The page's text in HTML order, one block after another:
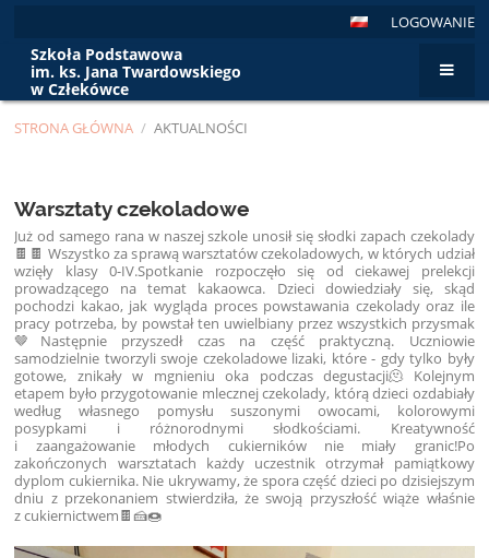
LOGOWANIE
Szkoła Podstawowa
im. ks. Jana Twardowskiego
w Człekówce
STRONA GŁÓWNA / AKTUALNOŚCI
Warsztaty czekoladowe
Już od samego rana w naszej szkole unosił się słodki zapach czekolady
🍫🍫 Wszystko za sprawą warsztatów czekoladowych, w których udział
wzięły klasy 0-IV.Spotkanie rozpoczęło się od ciekawej prelekcji
prowadzącego na temat kakaowca. Dzieci dowiedziały się, skąd
pochodzi kakao, jak wygląda proces powstawania czekolady oraz ile
pracy potrzeba, by powstał ten uwielbiany przez wszystkich przysmak
🤎Następnie przyszedł czas na część praktyczną. Uczniowie
samodzielnie tworzyli swoje czekoladowe lizaki, które - gdy tylko były
gotowe, znikały w mgnieniu oka podczas degustacji🫠 Kolejnym
etapem było przygotowanie mlecznej czekolady, którą dzieci ozdabiały
według własnego pomysłu suszonymi owocami, kolorowymi
posypkami i różnorodnymi słodkościami. Kreatywność
i zaangażowanie młodych cukierników nie miały granic!Po
zakończonych warsztatach każdy uczestnik otrzymał pamiątkowy
dyplom cukiernika. Nie ukrywamy, że spora część dzieci po dzisiejszym
dniu z przekonaniem stwierdziła, że swoją przyszłość wiąże właśnie
z cukiernictwem🍫🍰🍩